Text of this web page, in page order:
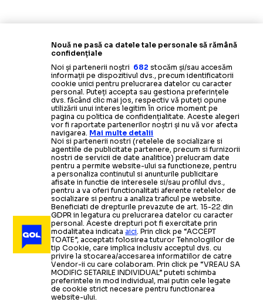
Nouă ne pasă ca datele tale personale să rămână
confidențiale
Noi și partenerii noștri 682 stocăm și/sau accesăm
informații pe dispozitivul dvs., precum identificatorii
cookie unici pentru prelucrarea datelor cu caracter
personal. Puteți accepta sau gestiona preferințele
dvs. făcând clic mai jos, respectiv vă puteți opune
utilizării unui interes legitim în orice moment pe
pagina cu politica de confidențialitate. Aceste alegeri
vor fi raportate partenerilor noștri și nu vă vor afecta
navigarea. Mai multe detalii
Noi si partenerii nostri (retelele de socializare si
agentiile de publicitate partenere, precum si furnizorii
nostri de servicii de date analitice) prelucram date
pentru a permite website-ului sa functioneze, pentru
a personaliza continutul si anunturile publicitare
afisate in functie de interesele si/sau profilul dvs.,
pentru a va oferi functionalitati aferente retelelor de
socializare si pentru a analiza traficul pe website.
Beneficiati de drepturile prevazute de art. 15-22 din
GDPR in legatura cu prelucrarea datelor cu caracter
personal. Aceste drepturi pot fi exercitate prin
modalitatea indicataaici. Prin click pe “ACCEPT
TOATE”, acceptati folosirea tuturor Tehnologiilor de
tip Cookie, care implica inclusiv acceptul dvs. cu
privire la stocarea/accesarea informatiilor de catre
Vendor-ii cu care colaboram. Prin click pe “VREAU SA
MODIFIC SETARILE INDIVIDUAL” puteti schimba
preferintele in mod individual, mai putin cele legate
de cookie strict necesare pentru functionarea
website-ului.